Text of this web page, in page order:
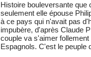
Histoire bouleversante que
seulement elle épouse
à ce pays qui n'avait pas
impubère, d'après Claude
couple va s'aimer
Espagnols. C'est le peuple